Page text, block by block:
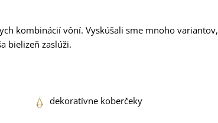
kombinácií vôní. Vyskúšali sme mnoho variantov,
bielizeň zaslúži.
dekoratívne koberčeky